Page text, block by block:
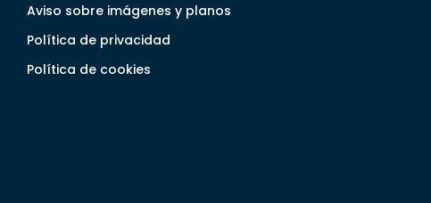
Aviso sobre imágenes y planos
Política de privacidad
Política de cookies